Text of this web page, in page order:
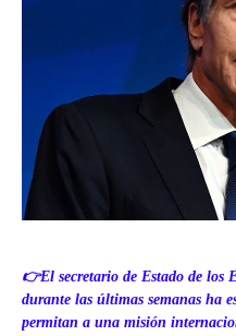
👉El secretario de Estado de los
durante las últimas semanas ha
permitan a una misión